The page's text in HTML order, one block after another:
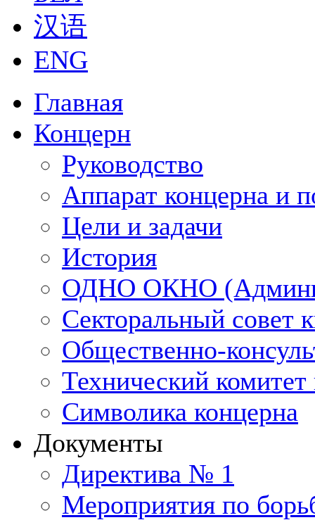
汉语
ENG
Главная
Концерн
Руководство
Аппарат концерна и
Цели и задачи
История
ОДНО ОКНО
Секторальный совет
Общественно-
Технический
Символика концерна
Документы
Директива № 1
Мероприятия по